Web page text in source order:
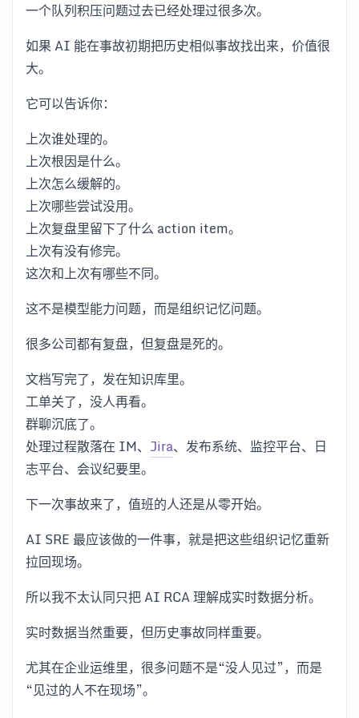
一个队列积压问题过去已经处理过很多次。
如果 AI 能在事故初期把历史相似事故找出来，价值很
大。
它可以告诉你：
上次谁处理的。
上次根因是什么。
上次怎么缓解的。
上次哪些尝试没用。
上次复盘里留下了什么 action item。
上次有没有修完。
这次和上次有哪些不同。
这不是模型能力问题，而是组织记忆问题。
很多公司都有复盘，但复盘是死的。
文档写完了，发在知识库里。
工单关了，没人再看。
群聊沉底了。
处理过程散落在 IM、 Jira、发布系统、监控平台、日
志平台、会议纪要里。
下一次事故来了，值班的人还是从零开始。
AI SRE 最应该做的一件事，就是把这些组织记忆重新
拉回现场。
所以我不太认同只把 AI RCA 理解成实时数据分析。
实时数据当然重要，但历史事故同样重要。
尤其在企业运维里，很多问题不是“没人见过”，而是
“见过的人不在现场”。